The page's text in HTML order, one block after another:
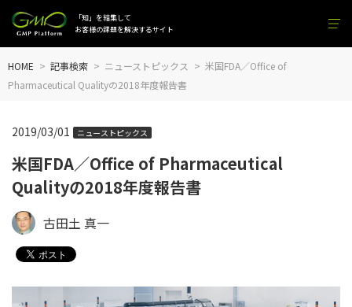
「知」を結集して
お客様の課題を解決するサイト
HOME 記事検索 ニューストピックス
米国FDA／Office of
Pharmaceutical Qualityの2018年度報告書
米国FDA／Office of Pharmaceutical
Qualityの2018年度報告書
2019/03/01 ニューストピックス
古田土 真一